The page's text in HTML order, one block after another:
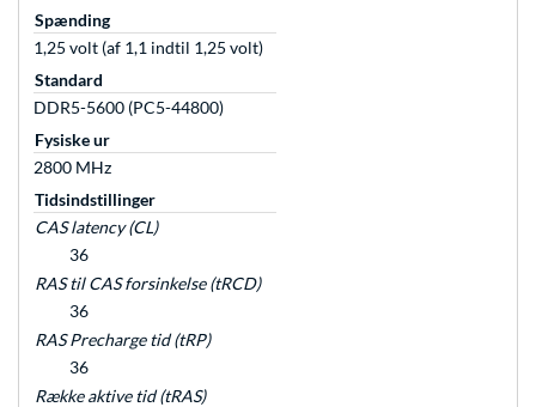
Spænding
1,25 volt (af 1,1 indtil 1,25 volt)
Standard
DDR5-5600 (PC5-44800)
Fysiske ur
2800 MHz
Tidsindstillinger
CAS latency (CL)
36
RAS til CAS forsinkelse (tRCD)
36
RAS Precharge tid (tRP)
36
Række aktive tid (tRAS)